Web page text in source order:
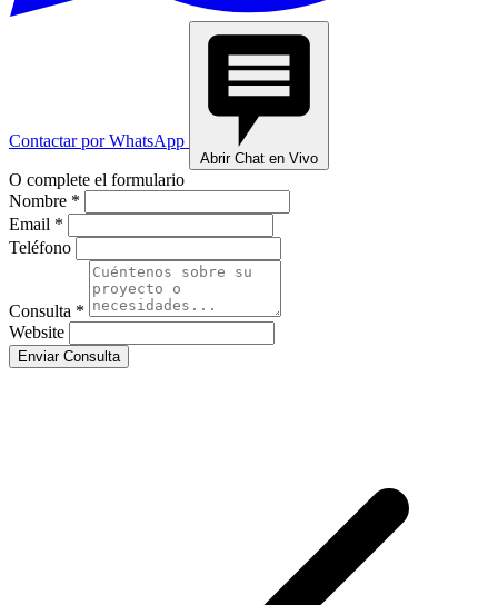
Contactar por WhatsApp
Abrir Chat en Vivo
O complete el formulario
Nombre *
Email *
Teléfono
Consulta *
Website
Enviar Consulta